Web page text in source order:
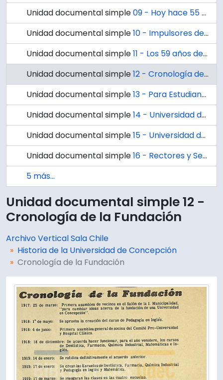
Unidad documental simple09 - Hoy hace 55 años: La primera clase en la Universidad de Concepción / por Víctor Solar Manzano.
Unidad documental simple10 - Impulsores de la Universidad
Unidad documental simple11 - Los 59 años de la Universidad de Concepción / María Angélica Blanco
Unidad documental simple12 - Cronología de la Fundación
Unidad documental simple13 - Para Estudiantes: Universidad de Concepción duplicará número de hogares
Unidad documental simple14 - Universidad de Concepción será examinadora de tres "U"
Unidad documental simple15 - Universidad de Concepción: Intensa actividad en Extensión
Unidad documental simple16 - Rectores y Secretarios Generales en 66 años
5 más...
Unidad documental simple 12 -
Cronología de la Fundación
Archivo Vertical Sala Chile
Historia de la Universidad de Concepción
Cronología de la Fundación